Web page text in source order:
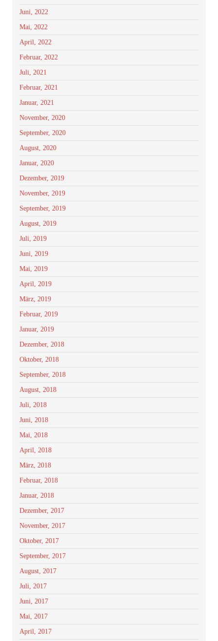
Juni, 2022
Mai, 2022
April, 2022
Februar, 2022
Juli, 2021
Februar, 2021
Januar, 2021
November, 2020
September, 2020
August, 2020
Januar, 2020
Dezember, 2019
November, 2019
September, 2019
August, 2019
Juli, 2019
Juni, 2019
Mai, 2019
April, 2019
März, 2019
Februar, 2019
Januar, 2019
Dezember, 2018
Oktober, 2018
September, 2018
August, 2018
Juli, 2018
Juni, 2018
Mai, 2018
April, 2018
März, 2018
Februar, 2018
Januar, 2018
Dezember, 2017
November, 2017
Oktober, 2017
September, 2017
August, 2017
Juli, 2017
Juni, 2017
Mai, 2017
April, 2017